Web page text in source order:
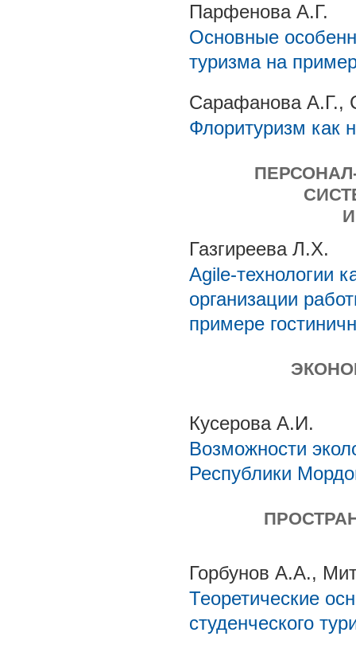
Парфенова А.Г.
Основные
туризма на
Сарафанова А.Г.,
Флоритуризм как
Газгиреева Л.Х.
Agile-технологии
организации
примере
Кусерова А.И.
Возможности
Республики
Горбунов А.А.,
Теоретические
студенческого